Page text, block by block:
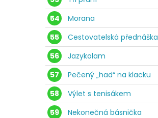
54
Morana
55
Cestovatelská přednáška
56
Jazykolam
57
Pečený „had“ na klacku
58
Výlet s tenisákem
59
Nekonečná básnička